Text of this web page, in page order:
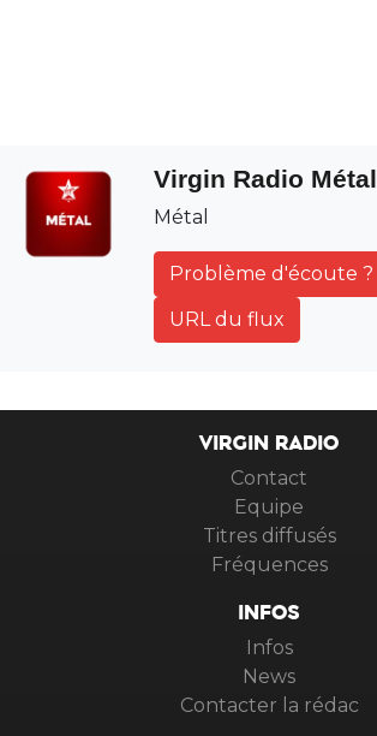
Virgin Radio Métal
Métal
Problème d'écoute ?
URL du flux
VIRGIN RADIO
Contact
Equipe
Titres diffusés
Fréquences
INFOS
Infos
News
Contacter la rédac